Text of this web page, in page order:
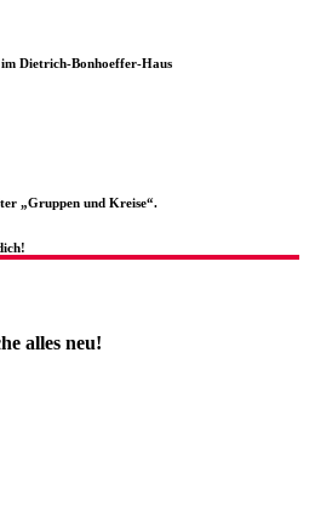
Dietrich-Bonhoeffer-Haus
„Gruppen und Kreise“.
alles neu!